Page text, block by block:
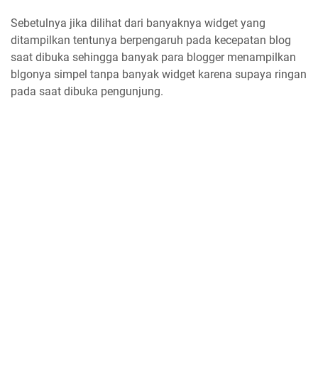
Sebetulnya jika dilihat dari banyaknya widget yang
ditampilkan tentunya berpengaruh pada kecepatan blog
saat dibuka sehingga banyak para blogger menampilkan
blgonya simpel tanpa banyak widget karena supaya ringan
pada saat dibuka pengunjung.